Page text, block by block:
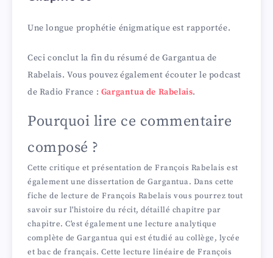
Une longue prophétie énigmatique est rapportée.
Ceci conclut la fin du résumé de Gargantua de
Rabelais. Vous pouvez également écouter le podcast
de Radio France : Gargantua de Rabelais.
Pourquoi lire ce commentaire
composé ?
Cette critique et présentation de François Rabelais est
également une dissertation de Gargantua. Dans cette
fiche de lecture de François Rabelais vous pourrez tout
savoir sur l'histoire du récit, détaillé chapitre par
chapitre. C'est également une lecture analytique
complète de Gargantua qui est étudié au collège, lycée
et bac de français. Cette lecture linéaire de François